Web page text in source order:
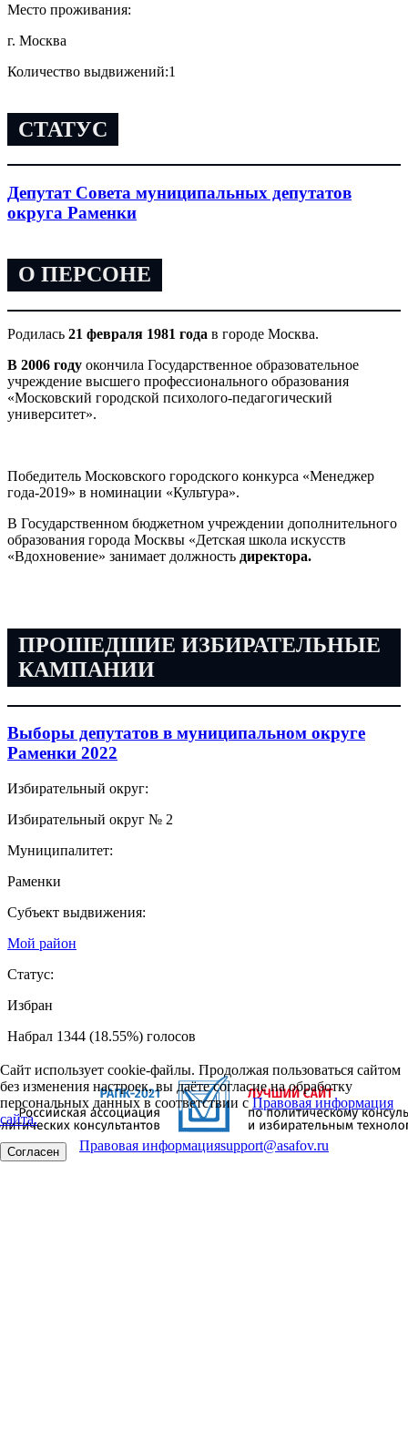
Место проживания:
г. Москва
Количество выдвижений:1
СТАТУС
Депутат Совета муниципальных депутатов
округа Раменки
О ПЕРСОНЕ
Родилась 21 февраля 1981 года в городе Москва.
В 2006 году окончила Государственное образовательное
учреждение высшего профессионального образования
«Московский городской психолого-педагогический
университет».
Победитель Московского городского конкурса «Менеджер
года-2019» в номинации «Культура».
В Государственном бюджетном учреждении дополнительного
образования города Москвы «Детская школа искусств
«Вдохновение» занимает должность директора.
ПРОШЕДШИЕ ИЗБИРАТЕЛЬНЫЕ
КАМПАНИИ
Выборы депутатов в муниципальном округе
Раменки 2022
Избирательный округ:
Избирательный округ № 2
Муниципалитет:
Раменки
Субъект выдвижения:
Мой район
Статус:
Избран
Набрал 1344 (18.55%) голосов
Сайт использует cookie-файлы. Продолжая пользоваться сайтом
без изменения настроек, вы даёте согласие на обработку
персональных данных в соответствии сПравовая информация
сайта.
Согласен Правовая информацияsupport@asafov.ru